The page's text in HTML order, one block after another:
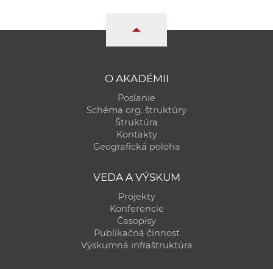
O AKADÉMII
Poslanie
Schéma org. štruktúry
Štruktúra
Kontakty
Geografická poloha
VEDA A VÝSKUM
Projekty
Konferencie
Časopisy
Publikačná činnosť
Výskumná infraštruktúra